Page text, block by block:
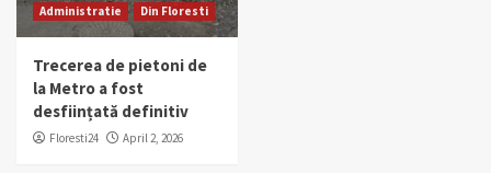
Administratie Din Floresti
Trecerea de pietoni de
la Metro a fost
desființată definitiv
Floresti24 April 2, 2026